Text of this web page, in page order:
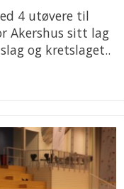
4 utøvere til
Akershus sitt lag
og kretslaget..